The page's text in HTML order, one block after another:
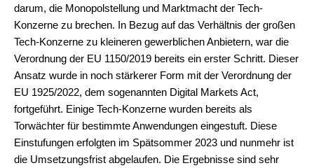
darum, die Monopolstellung und Marktmacht der Tech-
Konzerne zu brechen. In Bezug auf das Verhältnis der großen
Tech-Konzerne zu kleineren gewerblichen Anbietern, war die
Verordnung der EU 1150/2019 bereits ein erster Schritt. Dieser
Ansatz wurde in noch stärkerer Form mit der Verordnung der
EU 1925/2022, dem sogenannten Digital Markets Act,
fortgeführt. Einige Tech-Konzerne wurden bereits als
Torwächter für bestimmte Anwendungen eingestuft. Diese
Einstufungen erfolgten im Spätsommer 2023 und nunmehr ist
die Umsetzungsfrist abgelaufen. Die Ergebnisse sind sehr